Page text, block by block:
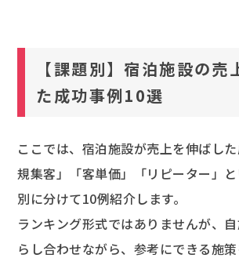
【課題別】宿泊施設の売
た成功事例10選
ここでは、宿泊施設が売上を伸ばし
規集客」「客単価」「リピーター」
別に分けて10例紹介します。
ランキング形式ではありませんが、
らし合わせながら、参考にできる施